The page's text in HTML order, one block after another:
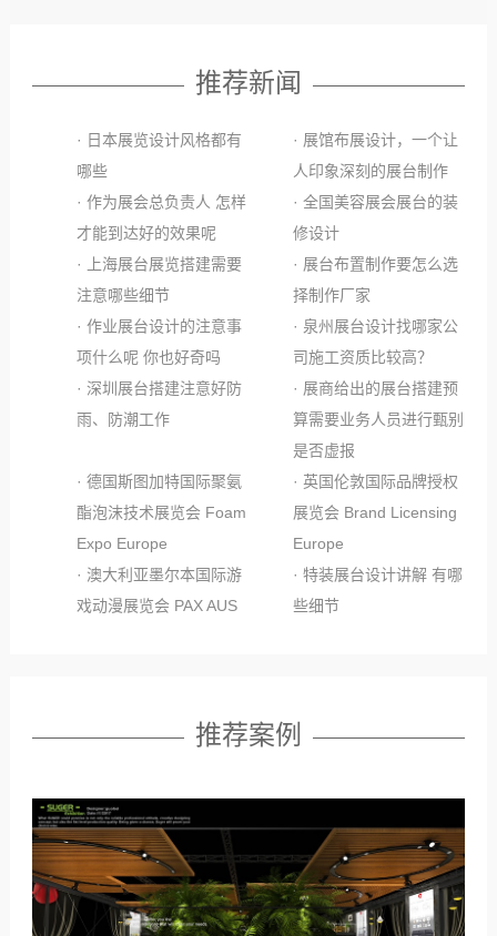
推荐新闻
· 日本展览设计风格都有
哪些
· 展馆布展设计，一个让
人印象深刻的展台制作
· 作为展会总负责人 怎样
才能到达好的效果呢
· 全国美容展会展台的装
修设计
· 上海展台展览搭建需要
注意哪些细节
· 展台布置制作要怎么选
择制作厂家
· 作业展台设计的注意事
项什么呢 你也好奇吗
· 泉州展台设计找哪家公
司施工资质比较高？
· 深圳展台搭建注意好防
雨、防潮工作
· 展商给出的展台搭建预
算需要业务人员进行甄别
是否虚报
· 德国斯图加特国际聚氨
酯泡沫技术展览会 Foam
Expo Europe
· 英国伦敦国际品牌授权
展览会 Brand Licensing
Europe
· 澳大利亚墨尔本国际游
戏动漫展览会 PAX AUS
· 特装展台设计讲解 有哪
些细节
推荐案例